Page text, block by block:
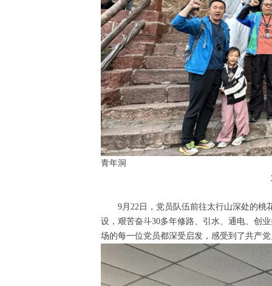
青年洞
9月22日，党员队伍前往太行山深处的
设，艰苦奋斗30多年修路、引水、通电、创
场的每一位党员都深受启发，感受到了共产